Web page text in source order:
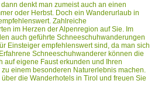
denkt man zumeist auch an einen
oder Herbst. Doch ein Wanderurlaub in
Zahlreiche
im Herzen der Alpenregion auf Sie. Im
auch geführte Schneeschuhwanderungen
Einsteiger empfehlenswert sind, da man sich
Schneeschuhwanderer können die
auf eigene Faust erkunden und Ihren
einem besonderen Naturerlebnis machen.
die Wanderhotels in Tirol und freuen Sie